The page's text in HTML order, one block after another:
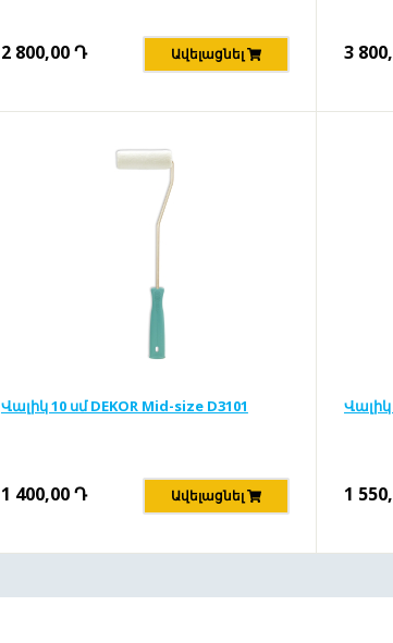
2 800,00Դ Ավելացնել 3
Վալիկ 10 սմ DEKOR Mid-size D3101
1 400,00Դ Ավելացնել
Վալիկ
1